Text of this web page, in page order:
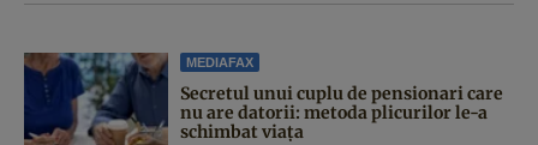
MEDIAFAX
Secretul unui cuplu de pensionari care
nu are datorii: metoda plicurilor le-a
schimbat viața